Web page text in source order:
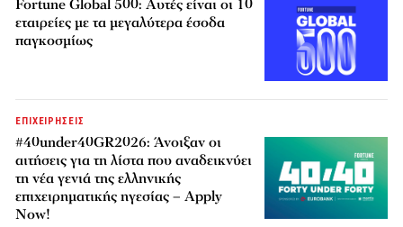
Fortune Global 500: Αυτές είναι οι 10
εταιρείες με τα μεγαλύτερα έσοδα
παγκοσμίως
ΕΠΙΧΕΙΡΗΣΕΙΣ
#40under40GR2026: Άνοιξαν οι
αιτήσεις για τη λίστα που αναδεικνύει
τη νέα γενιά της ελληνικής
επιχειρηματικής ηγεσίας – Apply
Now!